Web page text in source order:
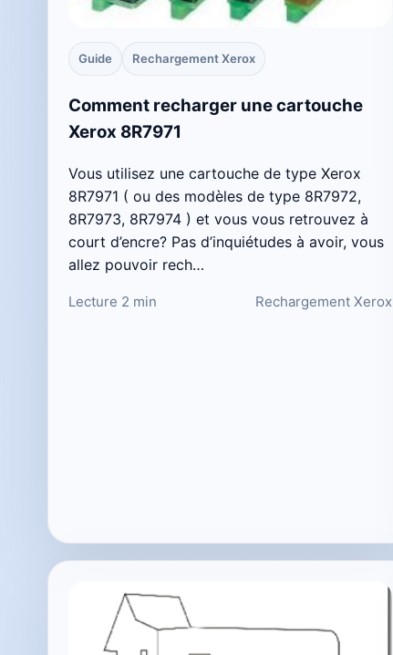
Guide Rechargement Xerox
Comment recharger une cartouche
Xerox 8R7971
Vous utilisez une cartouche de type Xerox
8R7971 ( ou des modèles de type 8R7972,
8R7973, 8R7974 ) et vous vous retrouvez à
court d’encre? Pas d’inquiétudes à avoir, vous
allez pouvoir rech…
Lecture 2 min Rechargement Xerox